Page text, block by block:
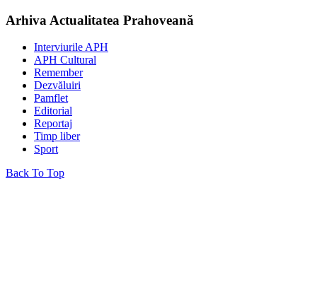
Arhiva Actualitatea Prahoveană
Interviurile APH
APH Cultural
Remember
Dezvăluiri
Pamflet
Editorial
Reportaj
Timp liber
Sport
Back To Top